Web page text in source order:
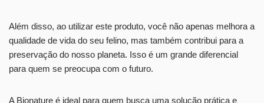
Além disso, ao utilizar este produto, você não apenas melhora a
qualidade de vida do seu felino, mas também contribui para a
preservação do nosso planeta. Isso é um grande diferencial
para quem se preocupa com o futuro.
A Bionature é ideal para quem busca uma solução prática e